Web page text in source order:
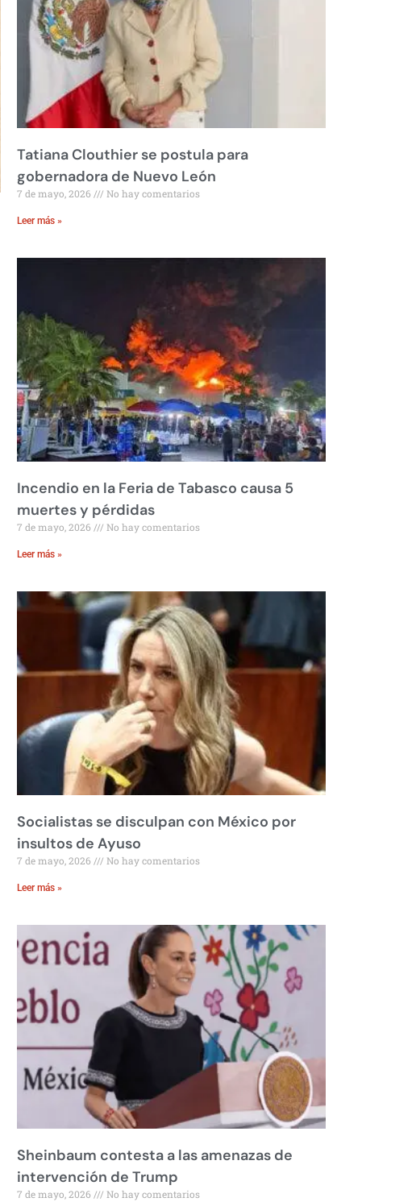
Tatiana Clouthier se postula para
gobernadora de Nuevo León
7 de mayo, 2026 No hay comentarios
Leer más »
Incendio en la Feria de Tabasco causa 5
muertes y pérdidas
7 de mayo, 2026 No hay comentarios
Leer más »
Socialistas se disculpan con México por
insultos de Ayuso
7 de mayo, 2026 No hay comentarios
Leer más »
Sheinbaum contesta a las amenazas de
intervención de Trump
7 de mayo, 2026 No hay comentarios